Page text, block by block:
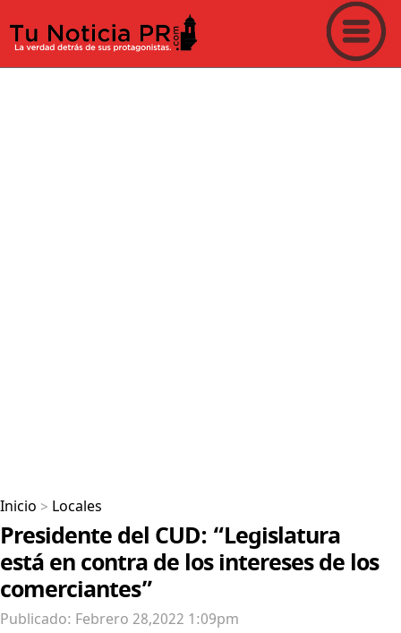
Inicio > Locales
Presidente del CUD: “Legislatura
está en contra de los intereses de los
comerciantes”
Publicado: Febrero 28,2022 1:09pm